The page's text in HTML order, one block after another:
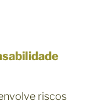
riscos